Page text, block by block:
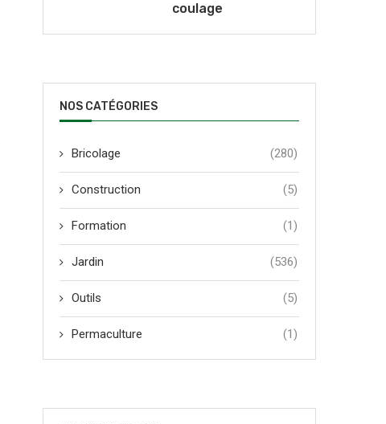
coulage
NOS CATÉGORIES
Bricolage (280)
Construction (5)
Formation (1)
Jardin (536)
Outils (5)
Permaculture (1)